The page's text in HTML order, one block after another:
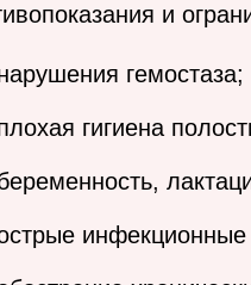
и
гемостаза;
гигиена